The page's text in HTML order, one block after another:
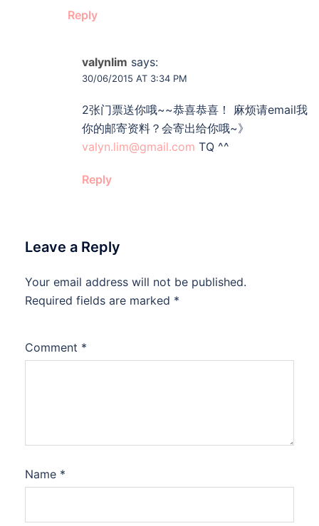
Reply
valynlim says:
30/06/2015 AT 3:34 PM
2张门票送你哦~~恭喜恭喜！ 麻烦请email我
你的邮寄资料？会寄出给你哦~》
valyn.lim@gmail.com TQ ^^
Reply
Leave a Reply
Your email address will not be published.
Required fields are marked *
Comment *
Name *